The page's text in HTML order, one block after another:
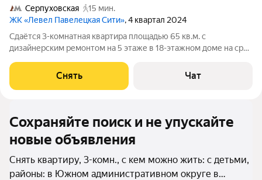
Серпуховская
15 мин.
ЖК «Левел Павелецкая Сити», 4 квартал 2024
Сдаётся 3-комнатная квартира площадью 65 кв.м. с
дизайнерским ремонтом на 5 этаже в 18-этажном доме на срок
Стиральная машина Холодильник Кондиционер
Микроволновка Дом - кирпичный, окна
Снять Чат
Сохраняйте поиск и не упускайте
новые объявления
Снять квартиру, 3-комн., с кем можно жить: с детьми,
районы: в Южном административном округе в